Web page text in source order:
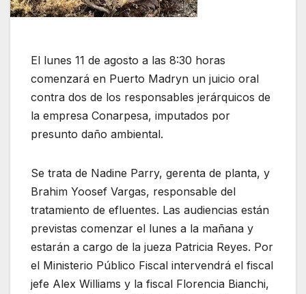
El lunes 11 de agosto a las 8:30 horas
comenzará en Puerto Madryn un juicio oral
contra dos de los responsables jerárquicos de
la empresa Conarpesa, imputados por
presunto daño ambiental.
Se trata de Nadine Parry, gerenta de planta, y
Brahim Yoosef Vargas, responsable del
tratamiento de efluentes. Las audiencias están
previstas comenzar el lunes a la mañana y
estarán a cargo de la jueza Patricia Reyes. Por
el Ministerio Público Fiscal intervendrá el fiscal
jefe Alex Williams y la fiscal Florencia Bianchi,